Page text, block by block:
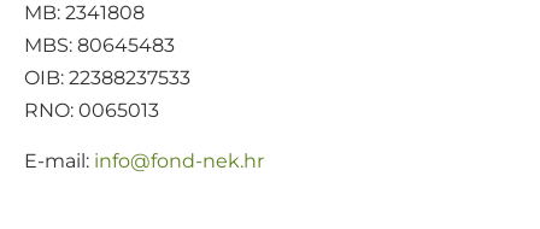
MB: 2341808
MBS: 80645483
OIB: 22388237533
RNO: 0065013
E-mail: rh.ken-dnof
@ofni